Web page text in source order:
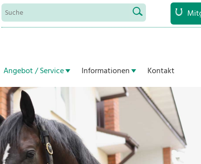
Angebot / Service Informationen Kontakt